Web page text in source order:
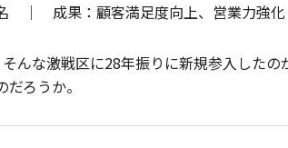
｜ 成果：顧客満足度向上、営業力強化
んな激戦区に28年振りに新規参入した
ろうか。